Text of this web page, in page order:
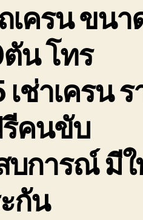
เสีย
เครน ขนา
น โทร
ช่าเครน ร
รีคนขับ
บการณ์ มีใ
กัน